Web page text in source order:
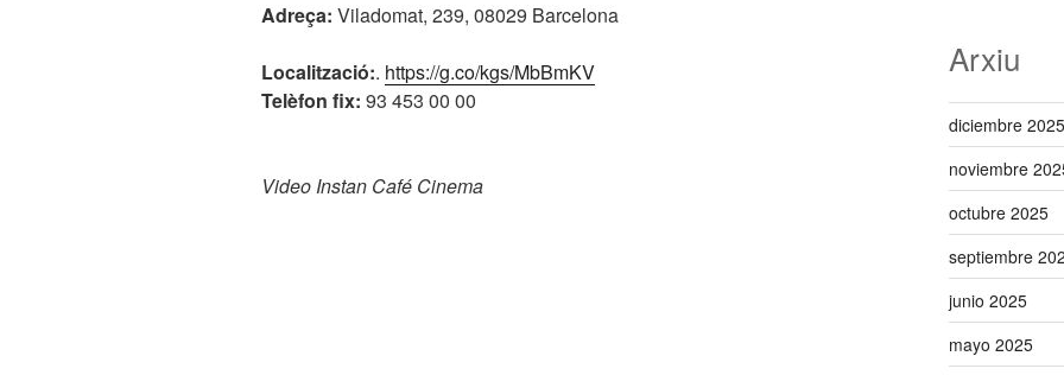
Adreça: Viladomat, 239, 08029 Barcelona
Localització:. https://g.co/kgs/MbBmKV
Telèfon fix: 93 453 00 00
Video Instan Café Cinema
Arxiu
diciembre 2025
noviembre
octubre 2025
septiembre
junio 2025
mayo 2025